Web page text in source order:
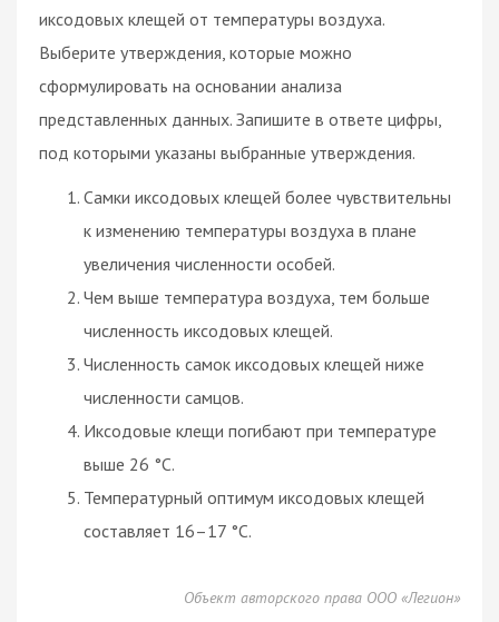
иксодовых клещей от температуры воздуха.
Выберите утверждения, которые можно
сформулировать на основании анализа
представленных данных. Запишите в ответе цифры,
под которыми указаны выбранные утверждения.
Самки иксодовых клещей более чувствительны
к изменению температуры воздуха в плане
увеличения численности особей.
Чем выше температура воздуха, тем больше
численность иксодовых клещей.
Численность самок иксодовых клещей ниже
численности самцов.
Иксодовые клещи погибают при температуре
выше 26 °С.
Температурный оптимум иксодовых клещей
составляет 16–17 °С.
Объект авторского права ООО «Легион»